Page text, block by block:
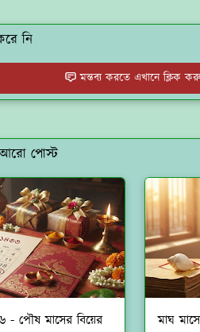
নি
মন্তব্য করতে এখানে ক্লিক
পোস্ট
- পৌষ মাসের বিয়ের
মাঘ